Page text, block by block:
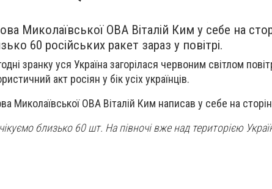
Миколаївської ОВА Віталій Ким у себе на
60 російських ракет зараз у повітрі.
зранку уся Україна загорілася червоним світлом
акт росіян у бік усіх українців.
Миколаївської ОВА Віталій Ким написав у себе на
близько 60 шт. На півночі вже над територією